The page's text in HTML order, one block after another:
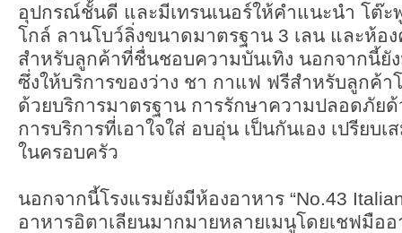
อุปกรณ์ชั้นดี และมีเทรนเนอร์ให้คำแนะนำ โต๊ะ
โกล์ ลานโบว์ลิ่งขนาดมาตรฐาน 3 เลน และห้อง
สำหรับลูกค้าที่ชื่นชอบความบันเทิง นอกจากนี้ยั
ซึ่งให้บริการของว่าง ชา กาแฟ ฟรีสำหรับลูกค้า
ด้วยบริการมาตรฐาน การรักษาความปลอดภัย
การบริการที่เอาใจใส่ อบอุ่น เป็นกันเอง เปรียบ
ในครอบครัว
นอกจากนี้โรงแรมยังมีห้องอาหาร “No.43
อาหารอิตาเลียนมากมายหลายเมนูโดยเชฟมือ